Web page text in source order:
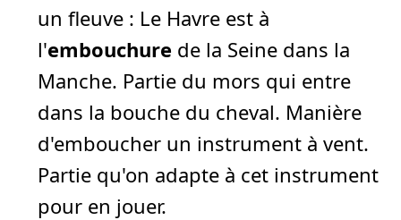
un fleuve : Le Havre est à
l'embouchure de la Seine dans la
Manche. Partie du mors qui entre
dans la bouche du cheval. Manière
d'emboucher un instrument à vent.
Partie qu'on adapte à cet instrument
pour en jouer.